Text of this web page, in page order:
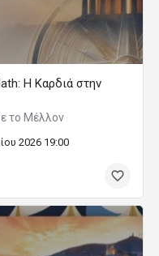
Η Καρδιά στην
το Μέλλον
2026 19:00